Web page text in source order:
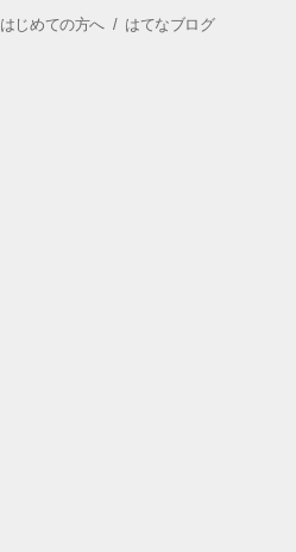
はじめての方へ/ はてなブログ